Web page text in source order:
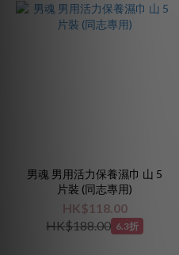
男魂 男用活力保養濕巾 山 5
片裝 (同志專用)
HK$118.00
HK$188.00 6.3折